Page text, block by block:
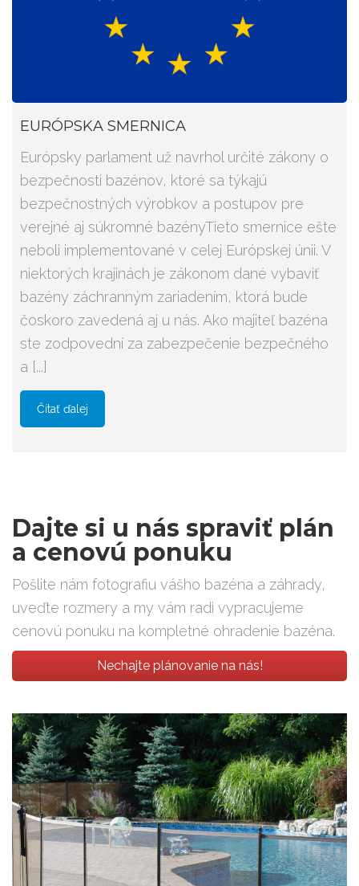
EURÓPSKA SMERNICA
Európsky parlament už navrhol určité zákony o
bezpečnosti bazénov, ktoré sa týkajú
bezpečnostných výrobkov a postupov pre
verejné aj súkromné bazényTieto smernice ešte
neboli implementované v celej Európskej únii. V
niektorých krajinách je zákonom dané vybaviť
bazény záchranným zariadením, ktorá bude
čoskoro zavedená aj u nás. Ako majiteľ bazéna
ste zodpovední za zabezpečenie bezpečného
a [...]
Čítať ďalej
Dajte si u nás spraviť plán
a cenovú ponuku
Pošlite nám fotografiu vášho bazéna a záhrady,
uveďte rozmery a my vám radi vypracujeme
cenovú ponuku na kompletné ohradenie bazéna.
Nechajte plánovanie na nás!